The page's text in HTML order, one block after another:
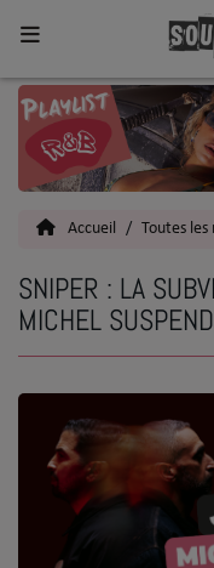
Home
Toutes les News
Actu
Interviews
Talents
Accueil Toutes les
SNIPER : LA
MICHEL